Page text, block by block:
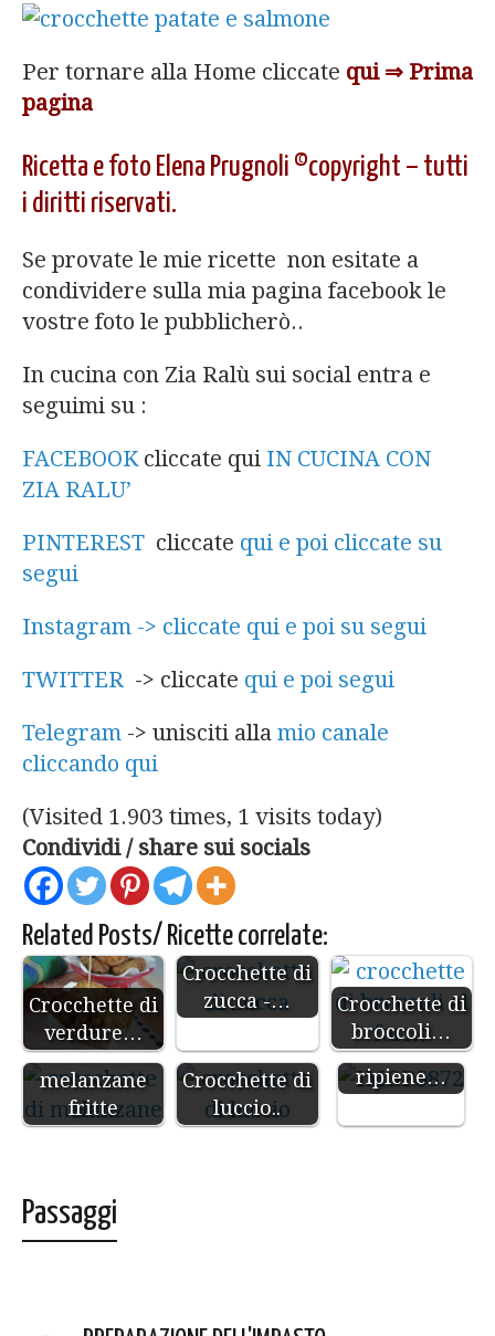
Per tornare alla Home cliccate qui ⇒ Prima
pagina
Ricetta e foto Elena Prugnoli ©copyright – tutti
i diritti riservati.
Se provate le mie ricette non esitate a
condividere sulla mia pagina facebook le
vostre foto le pubblicherò..
In cucina con Zia Ralù sui social entra e
seguimi su :
FACEBOOKcliccate qui IN CUCINA CON
ZIA RALU’
PINTEREST cliccate qui e poi cliccate su
segui
Instagram -> cliccate qui e poi su segui
TWITTER -> cliccate qui e poi segui
Telegram -> unisciti alla mio canale
cliccando qui
(Visited 1.903 times, 1 visits today)
Condividi / share sui socials
Related Posts/ Ricette correlate:
Crocchette di
verdure…
Crocchette di
zucca -…
Crocchette di
broccoli…
Crocchette di
melanzane
fritte
Crocchette di
luccio..
Patate
ripiene…
Passaggi